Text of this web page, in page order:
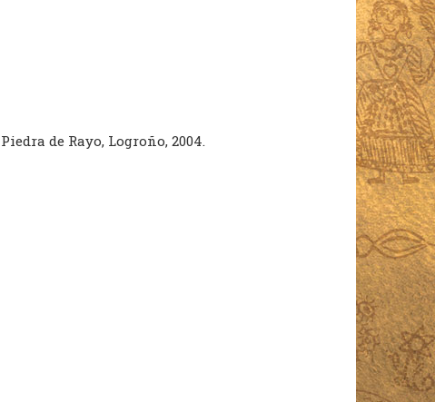
de Rayo, Logroño, 2004.